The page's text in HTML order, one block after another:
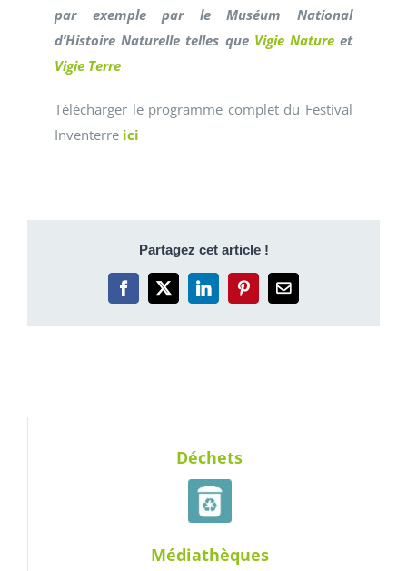
par exemple par le Muséum National
d’Histoire Naturelle telles que Vigie Natureet
Vigie Terre
Télécharger le programme complet du Festival
Inventerre ici
Partagez cet article !
Facebook
X LinkedInPinterestEmail
Déchets
Médiathèques